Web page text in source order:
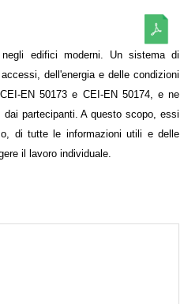
negli edifici moderni. Un sistema di
dell'energia e delle condizioni
EN 50173 e CEI-EN 50174, e ne
partecipanti. A questo scopo, essi
di tutte le informazioni utili e delle
il lavoro individuale.